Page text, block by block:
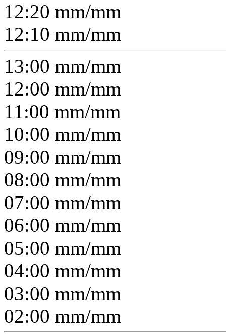
12:20 mm/mm
12:10 mm/mm
13:00 mm/mm
12:00 mm/mm
11:00 mm/mm
10:00 mm/mm
09:00 mm/mm
08:00 mm/mm
07:00 mm/mm
06:00 mm/mm
05:00 mm/mm
04:00 mm/mm
03:00 mm/mm
02:00 mm/mm